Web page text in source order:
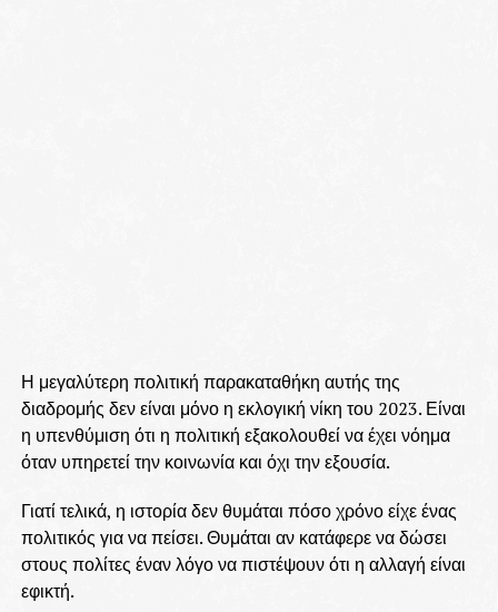
Η μεγαλύτερη πολιτική παρακαταθήκη αυτής της
διαδρομής δεν είναι μόνο η εκλογική νίκη του 2023. Είναι
η υπενθύμιση ότι η πολιτική εξακολουθεί να έχει νόημα
όταν υπηρετεί την κοινωνία και όχι την εξουσία.
Γιατί τελικά, η ιστορία δεν θυμάται πόσο χρόνο είχε ένας
πολιτικός για να πείσει. Θυμάται αν κατάφερε να δώσει
στους πολίτες έναν λόγο να πιστέψουν ότι η αλλαγή είναι
εφικτή.